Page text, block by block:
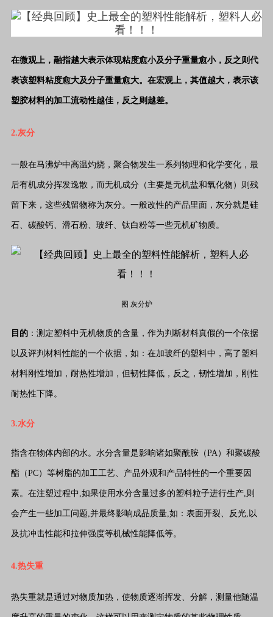
在微观上，融指越大表示体现粘度愈小及分子重量愈小，反之则代
表该塑料粘度愈大及分子重量愈大。在宏观上，其值越大，表示该
塑胶材料的加工流动性越佳，反之则越差。
2.灰分
一般在马沸炉中高温灼烧，聚合物发生一系列物理和化学变化，最
后有机成分挥发逸散，而无机成分（主要是无机盐和氧化物）则残
留下来，这些残留物称为灰分。一般改性的产品里面，灰分就是硅
石、碳酸钙、滑石粉、玻纤、钛白粉等一些无机矿物质。
图 灰分炉
目的 ：测定塑料中无机物质的含量，作为判断材料真假的一个依据
以及评判材料性能的一个依据，如：在加玻纤的塑料中，高了塑料
材料刚性增加，耐热性增加，但韧性降低，反之，韧性增加，刚性
耐热性下降。
3.水分
指含在物体内部的水。水分含量是影响诸如聚酰胺（PA）和聚碳酸
酯（PC）等树脂的加工工艺、产品外观和产品特性的一个重要因
素。在注塑过程中,如果使用水分含量过多的塑料粒子进行生产,则
会产生一些加工问题,并最终影响成品质量,如：表面开裂、反光,以
及抗冲击性能和拉伸强度等机械性能降低等。
4.热失重
热失重就是通过对物质加热，使物质逐渐挥发、分解，测量他随温